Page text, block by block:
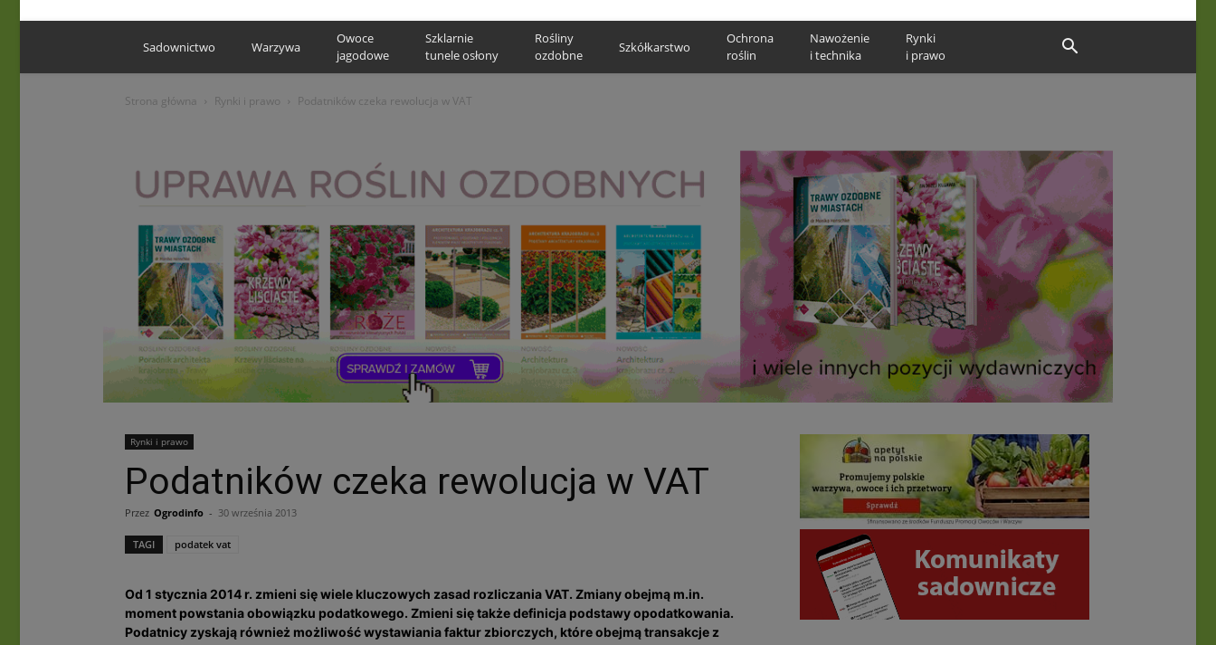
Sadownictwo Warzywa
Owoce
jagodowe
Szklarnie
tunele osłony
Rośliny
ozdobne
Szkółkarstwo
Ochrona
roślin
Nawożenie
i technika
Rynki
i prawo
Strona główna Rynki i prawo Podatników czeka rewolucja w VAT
Rynki i prawo
Podatników czeka rewolucja w VAT
Przez Ogrodinfo - 30 września 2013
TAGI podatek vat
Od 1 stycznia 2014 r. zmieni się wiele kluczowych zasad rozliczania VAT. Zmiany obejmą m.in.
moment powstania obowiązku podatkowego. Zmieni się także definicja podstawy opodatkowania.
Podatnicy zyskają również możliwość wystawiania faktur zbiorczych, które obejmą transakcje z